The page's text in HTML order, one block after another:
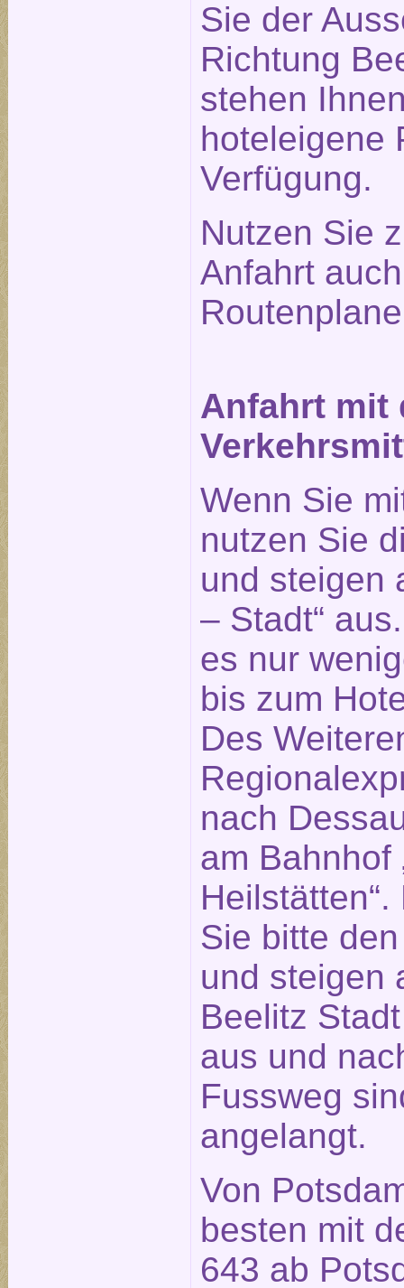
Sie der
Richtung
stehen
hoteleigene
Verfügung.
Nutzen Sie
Anfahrt
Anfahrt mit
Wenn Sie
nutzen Sie
und steigen
– Stadt“
es nur
bis zum
Des
nach
am Bahnhof
Sie bitte
und steigen
Beelitz
aus und
Fussweg
angelangt.
Von
besten mit
643 ab